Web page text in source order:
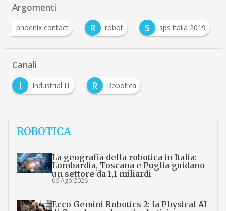
Argomenti
phoenix contact R robot S sps italia 2019
Canali
I
Industrial IT R Robotica
ROBOTICA
La geografia della robotica in Italia:
Lombardia, Toscana e Puglia guidano
un settore da 1,1 miliardi
06 Ago 2026
Ecco Gemini Robotics 2: la Physical AI